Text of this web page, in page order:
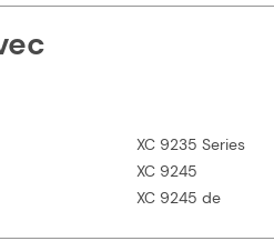
XC 9235 Series
XC 9245
XC 9245 de